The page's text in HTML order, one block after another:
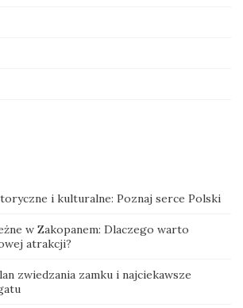
i kulturalne: Poznaj serce Polski
w Zakopanem: Dlaczego warto
atrakcji?
zwiedzania zamku i najciekawsze